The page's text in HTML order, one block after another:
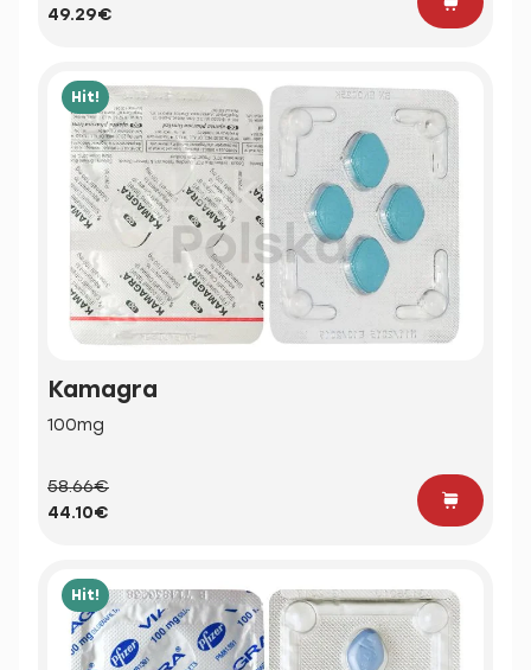
49.29€
Hit!
Kamagra
100mg
58.66€
44.10€
Hit!